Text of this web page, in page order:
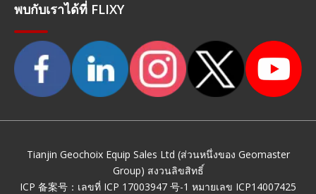
พบกับเราได้ที่ FLIXY
Tianjin Geochoix Equip Sales Ltd (ส่วนหนึ่งของ Geomaster
Group) สงวนลิขสิทธิ์
ICP 备案号： เลขที่ ICP 17003947 号-1 หมายเลข ICP14007425